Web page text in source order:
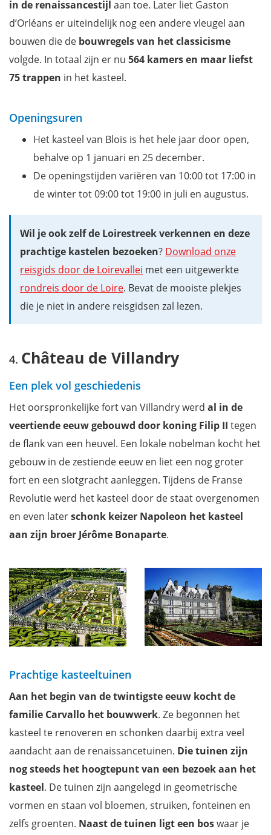
in de renaissancestijl aan toe. Later liet Gaston
d’Orléans er uiteindelijk nog een andere vleugel aan
bouwen die de bouwregels van het classicisme
volgde. In totaal zijn er nu 564 kamers en maar liefst
75 trappen in het kasteel.
Openingsuren
Het kasteel van Blois is het hele jaar door open,
behalve op 1 januari en 25 december.
De openingstijden variëren van 10:00 tot 17:00 in
de winter tot 09:00 tot 19:00 in juli en augustus.
Wil je ook zelf de Loirestreek verkennen en deze
prachtige kastelen bezoeken? Download onze
reisgids door de Loirevallei met een uitgewerkte
rondreis door de Loire. Bevat de mooiste plekjes
die je niet in andere reisgidsen zal lezen.
Château de Villandry
Een plek vol geschiedenis
Het oorspronkelijke fort van Villandry werd al in de
veertiende eeuw gebouwd door koning Filip II tegen
de flank van een heuvel. Een lokale nobelman kocht het
gebouw in de zestiende eeuw en liet een nog groter
fort en een slotgracht aanleggen. Tijdens de Franse
Revolutie werd het kasteel door de staat overgenomen
en even laterschonk keizer Napoleon het kasteel
aan zijn broer Jérôme Bonaparte.
Prachtige kasteeltuinen
Aan het begin van de twintigste eeuw kocht de
familie Carvallo het bouwwerk. Ze begonnen het
kasteel te renoveren en schonken daarbij extra veel
aandacht aan de renaissancetuinen. Die tuinen zijn
nog steeds het hoogtepunt van een bezoek aan het
kasteel. De tuinen zijn aangelegd in geometrische
vormen en staan vol bloemen, struiken, fonteinen en
zelfs groenten. Naast de tuinen ligt een boswaar je